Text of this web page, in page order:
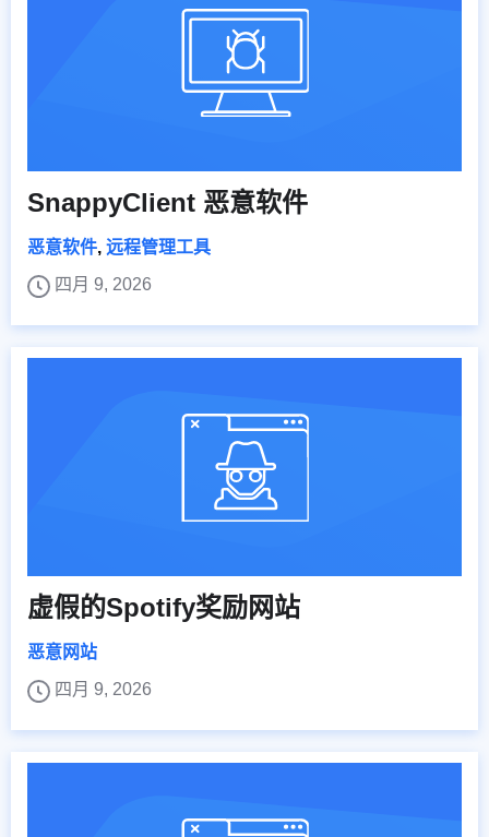
SnappyClient 恶意软件
恶意软件, 远程管理工具
四月 9, 2026
虚假的Spotify奖励网站
恶意网站
四月 9, 2026